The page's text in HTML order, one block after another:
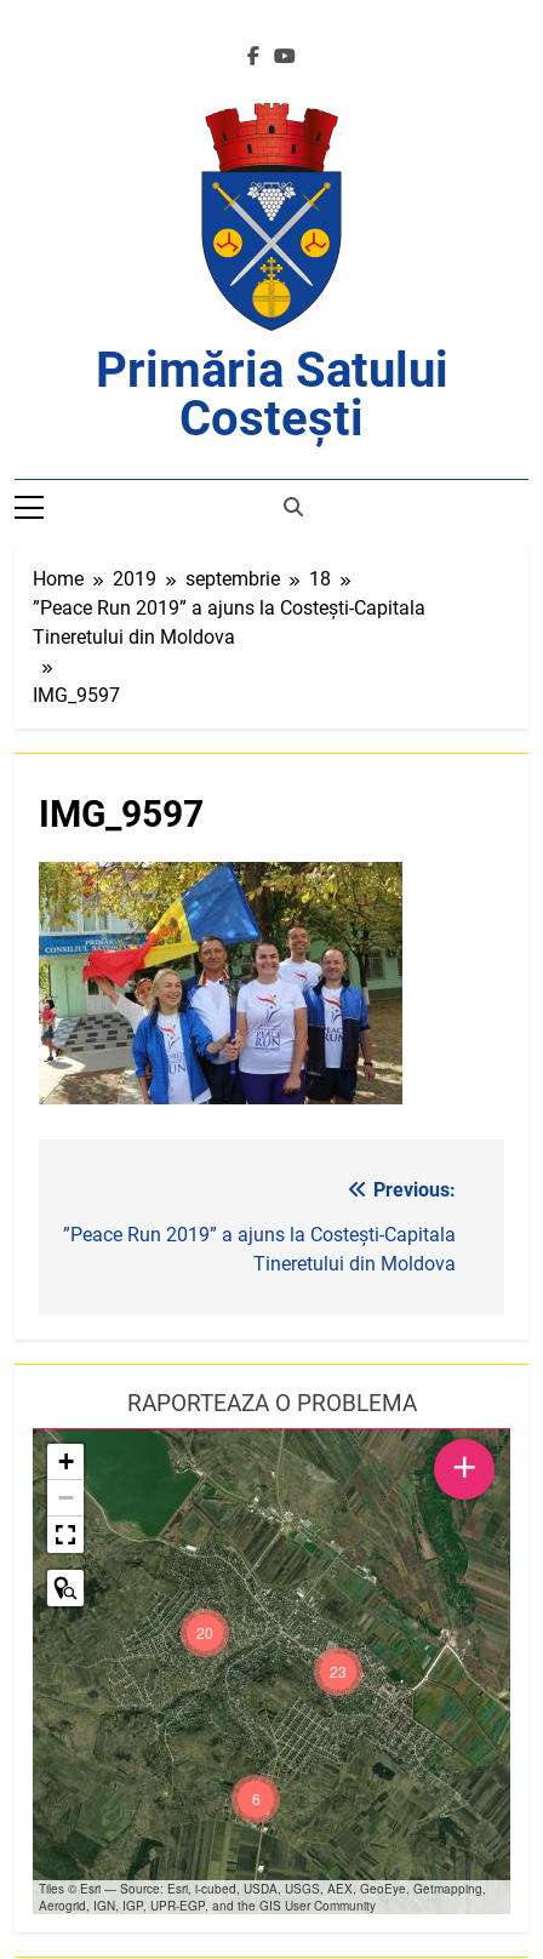
Primăria Satului
Costești
Home 2019 septembrie
18
”Peace Run 2019” a ajuns la Costești-Capitala
Tineretului din Moldova
IMG_9597
IMG_9597
în
Previous:
”Peace Run 2019” a ajuns la Costești-Capitala
Tineretului din Moldova
RAPORTEAZA O PROBLEMA
23
20
6
+
−
Tiles © Esri — Source: Esri, i-cubed, USDA, USGS, AEX, GeoEye, Getmapping,
Aerogrid, IGN, IGP, UPR-EGP, and the GIS User Community
+